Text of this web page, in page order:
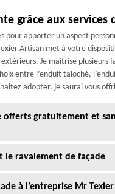
grâce aux services
pour apporter un aspect
Artisan met à votre
Je maitrise
entre l’enduit taloché,
adopter, je saurai vous
offerts gratuitement et
le ravalement de façade
à l’entreprise Mr